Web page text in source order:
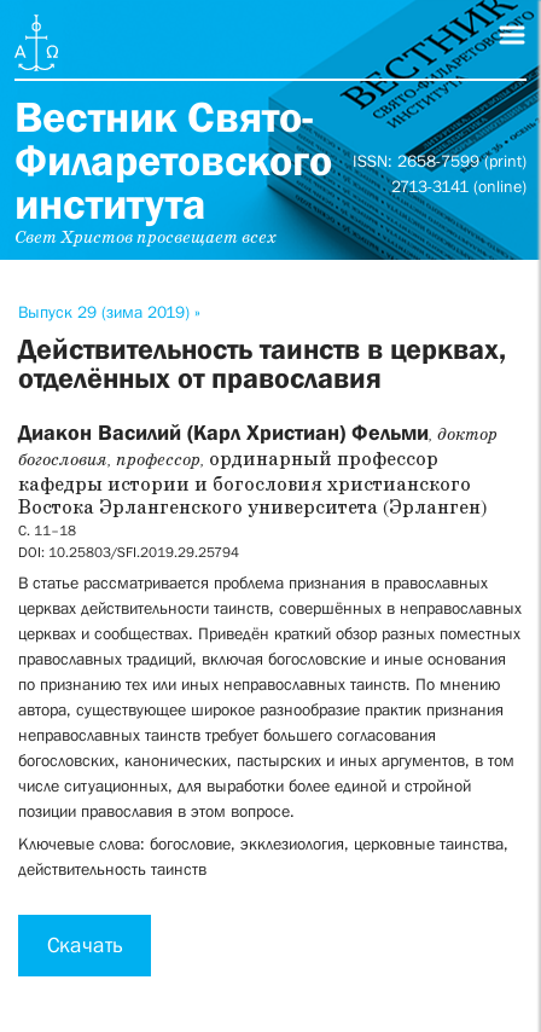
Вестник Свято-
Филаретовского
института
Свет Христов просвещает всех
ISSN: 2658-7599 (print)
2713-3141 (online)
Выпуск 29 (зима 2019) »
Действительность таинств в церквах,
отделённых от православия
Диакон Василий (Карл Христиан) Фельми, доктор
богословия, профессор, ординарный профессор
кафедры истории и богословия христианского
Востока Эрлангенского университета (Эрланген)
С. 11–18
DOI: 10.25803/SFI.2019.29.25794
В статье рассматривается проблема признания в православных
церквах действительности таинств, совершённых в неправославных
церквах и сообществах. Приведён краткий обзор разных поместных
православных традиций, включая богословские и иные основания
по признанию тех или иных неправославных таинств. По мнению
автора, существующее широкое разнообразие практик признания
неправославных таинств требует большего согласования
богословских, канонических, пастырских и иных аргументов, в том
числе ситуационных, для выработки более единой и стройной
позиции православия в этом вопросе.
Ключевые слова: богословие, экклезиология, церковные таинства,
действительность таинств
Скачать